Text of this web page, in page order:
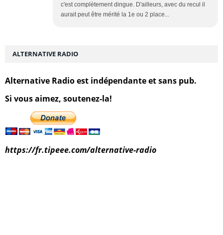
c'est complètement dingue. D'ailleurs, avec du recul il
aurait peut être mérité la 1e ou 2 place...
ALTERNATIVE RADIO
Alternative Radio est indépendante et sans pub.
Si vous aimez, soutenez-la!
https://fr.tipeee.com/alternative-radio